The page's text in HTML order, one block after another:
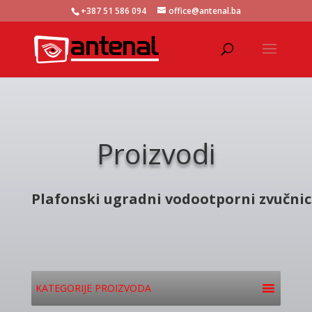
+387 51 586 094 office@antenal.ba
Proizvodi
Plafonski ugradni vodootporni
KATEGORIJE PROIZVODA